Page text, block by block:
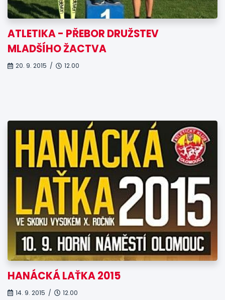
ATLETIKA - PŘEBOR DRUŽSTEV
MLADŠÍHO ŽACTVA
20. 9. 2015 / 12.00
HANÁCKÁ LAŤKA 2015
14. 9. 2015 / 12.00